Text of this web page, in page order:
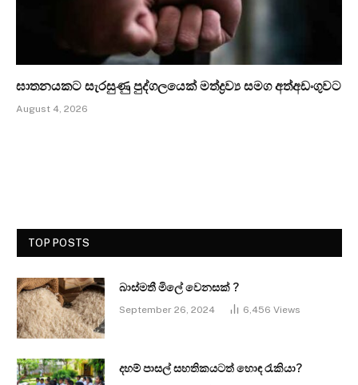
ඝාතනයකට සැරසුණු පුද්ගලයෙක් මත්ද්‍රව්‍ය සමග අත්අඩංගුවට
August 4, 2026
TOP POSTS
බාස්මතී මිලේ වෙනසක් ?
September 26, 2024 6,456 Views
දහම් පාසල් සහතිකයටත් හොඳ රැකියා?